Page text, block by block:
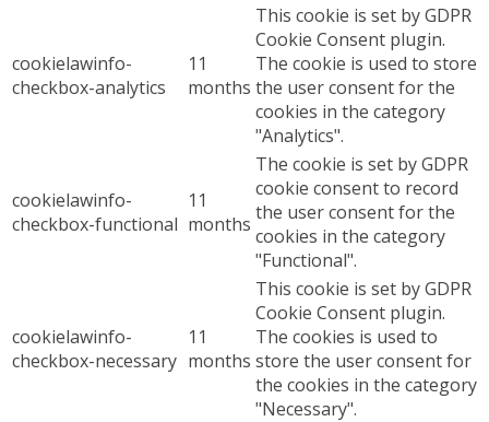
cookielawinfo-
checkbox-analytics
11
months
This cookie is set by GDPR
Cookie Consent plugin.
The cookie is used to store
the user consent for the
cookies in the category
"Analytics".
cookielawinfo-
checkbox-functional
11
months
The cookie is set by GDPR
cookie consent to record
the user consent for the
cookies in the category
"Functional".
cookielawinfo-
checkbox-necessary
11
months
This cookie is set by GDPR
Cookie Consent plugin.
The cookies is used to
store the user consent for
the cookies in the category
"Necessary".